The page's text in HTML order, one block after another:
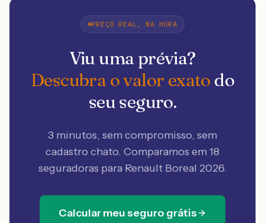
PREÇO REAL, NA HORA
Viu uma prévia?
Descubra o valor exato do
seu seguro.
3 minutos, sem compromisso, sem
cadastro chato. Comparamos em 18
seguradoras para Renault Boreal 2026.
Calcular meu seguro grátis